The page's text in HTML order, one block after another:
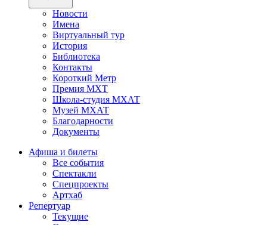
Новости
Имена
Виртуальный тур
История
Библиотека
Контакты
Короткий Метр
Премия МХТ
Школа-студия МХАТ
Музей МХАТ
Благодарности
Документы
Афиша и билеты
Все события
Спектакли
Спецпроекты
Артхаб
Репертуар
Текущие